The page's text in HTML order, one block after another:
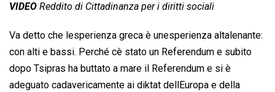
VIDEO Reddito di Cittadinanza per i diritti sociali
Va detto che lesperienza greca è unesperienza altalenante:
con alti e bassi. Perché cè stato un Referendum e subito
dopo Tsipras ha buttato a mare il Referendum e si è
adeguato cadavericamente ai diktat dellEuropa e della